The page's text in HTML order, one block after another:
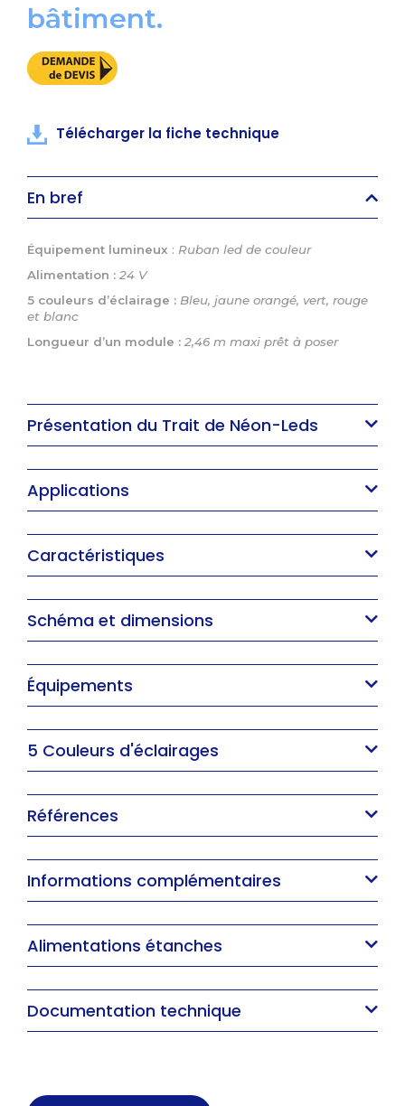
bâtiment.
Télécharger la fiche technique
En bref
Équipement lumineux : Ruban led de couleur
Alimentation : 24 V
5 couleurs d’éclairage : Bleu, jaune orangé, vert, rouge
et blanc
Longueur d’un module : 2,46 m maxi prêt à poser
Présentation du Trait de Néon-Leds
Applications
Caractéristiques
Schéma et dimensions
Équipements
5 Couleurs d'éclairages
Références
Informations complémentaires
Alimentations étanches
Documentation technique